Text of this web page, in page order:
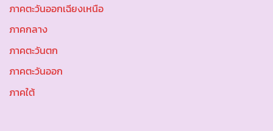
ภาคตะวันออกเฉียงเหนือ
ภาคกลาง
ภาคตะวันตก
ภาคตะวันออก
ภาคใต้